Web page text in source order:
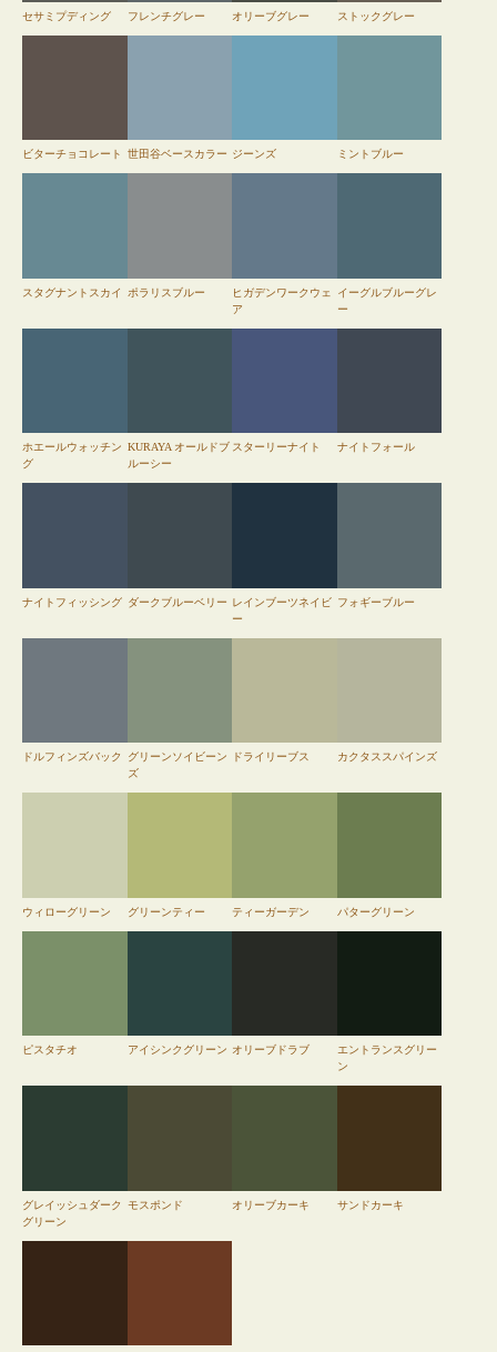
セサミプディング フレンチグレー オリーブグレー ストックグレー
ビターチョコレート 世田谷ベースカラー ジーンズ ミントブルー
スタグナントスカイ ポラリスブルー
ヒガデンワークウェ
ア
イーグルブルーグレ
ー
ホエールウォッチン
グ
KURAYA オールドブ
ルーシー
スターリーナイト ナイトフォール
ナイトフィッシング ダークブルーベリー レインブーツネイビ
ー
フォギーブルー
ドルフィンズバック
グリーンソイビーン
ズ
ドライリーブス カクタススパインズ
ウィローグリーン グリーンティー ティーガーデン パターグリーン
ピスタチオ アイシンクグリーン オリーブドラブ
エントランスグリー
ン
グレイッシュダーク
グリーン
モスポンド オリーブカーキ サンドカーキ